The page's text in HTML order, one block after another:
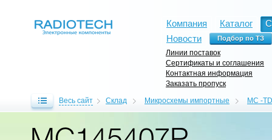
Компания Каталог
Новости
Линии поставок
Сертификаты и соглашения
Контактная информация
Заказать пропуск
Весь сайт Склад Микросхемы импортные MC -